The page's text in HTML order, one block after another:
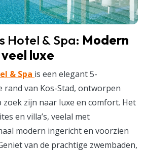
Hotel & Spa: Modern
luxe
& Spa is een elegant 5-
van Kos-Stad, ontworpen
zijn naar luxe en comfort. Het
en villa’s, veelal met
modern ingericht en voorzien
van de prachtige zwembaden,